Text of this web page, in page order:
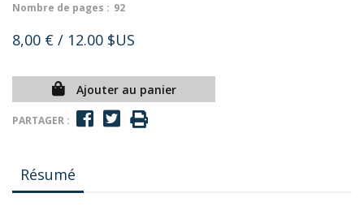
Nombre de pages : 92
8,00 € / 12.00 $US
Ajouter au panier
PARTAGER :
Résumé